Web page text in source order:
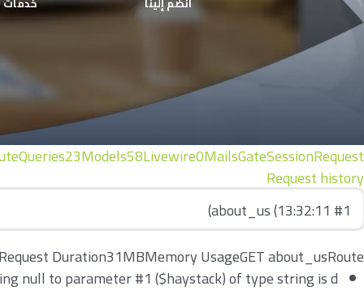
Queries23Models58Livewire0MailsGateSessionRequest
Request history
Request Duration31MBMemory UsageGET about_usRoute
null to parameter #1 ($haystack) of type string is d...